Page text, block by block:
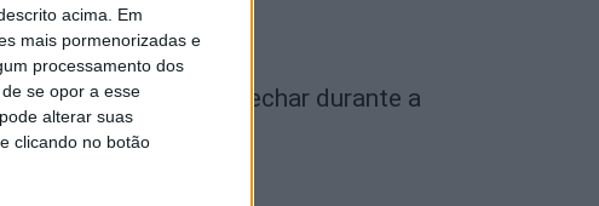
acima. Em
mais pormenorizadas e
processamento dos
se opor a esse
alterar suas
clicando no botão
Viseu: IP3 volta a fechar durante a
noite a partir de...